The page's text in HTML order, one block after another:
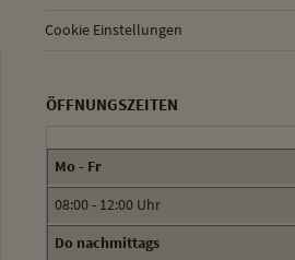
Cookie Einstellungen
ÖFFNUNGSZEITEN
Mo - Fr
08:00 - 12:00 Uhr
Do nachmittags